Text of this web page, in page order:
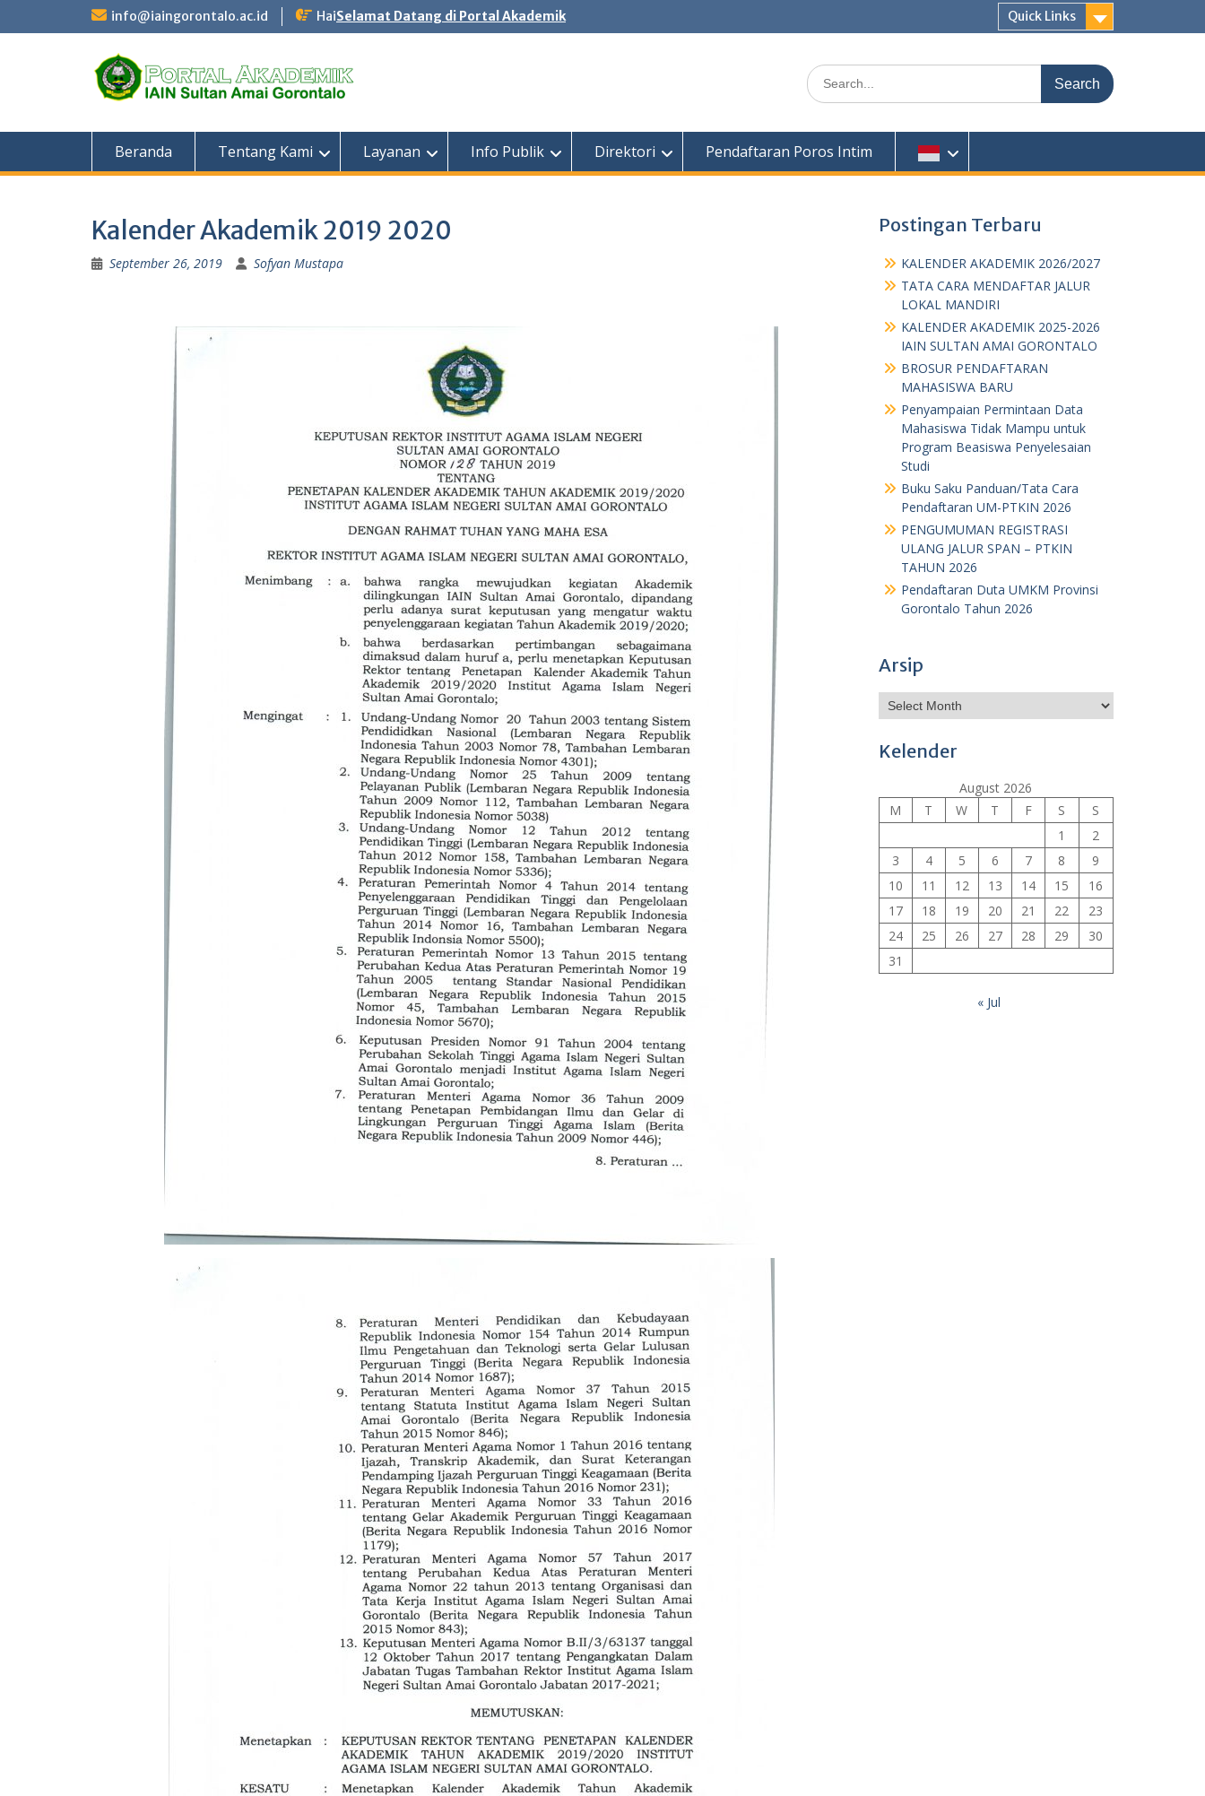
info@iaingorontalo.ac.id HaiSelamat Datang di Portal Akademik Quick Links
Search
for:
Beranda Tentang Kami Layanan Info Publik Direktori Pendaftaran Poros Intim
Kalender Akademik 2019 2020
September 26, 2019 Sofyan Mustapa
Postingan Terbaru
KALENDER AKADEMIK 2026/2027
TATA CARA MENDAFTAR JALUR
LOKAL MANDIRI
KALENDER AKADEMIK 2025-2026
IAIN SULTAN AMAI GORONTALO
BROSUR PENDAFTARAN
MAHASISWA BARU
Penyampaian Permintaan Data
Mahasiswa Tidak Mampu untuk
Program Beasiswa Penyelesaian
Studi
Buku Saku Panduan/Tata Cara
Pendaftaran UM-PTKIN 2026
PENGUMUMAN REGISTRASI
ULANG JALUR SPAN – PTKIN
TAHUN 2026
Pendaftaran Duta UMKM Provinsi
Gorontalo Tahun 2026
Arsip
Archives
Kelender
August 2026
M
T W T F S
S
1
2
3
4 5 6 7 8
9
10
11 12 13 14 15
16
17
18 19 20 21 22
23
24
25 26 27 28 29
30
31
« Jul